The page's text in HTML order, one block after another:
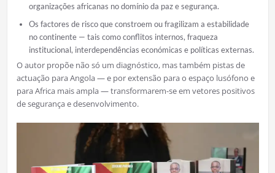
organizações africanas no domínio da paz e segurança.
Os factores de risco que constroem ou fragilizam a estabilidade
no continente — tais como conflitos internos, fraqueza
institucional, interdependências económicas e políticas externas.
O autor propõe não só um diagnóstico, mas também pistas de
actuação para Angola — e por extensão para o espaço lusófono e
para Africa mais ampla — transformarem-se em vetores positivos
de segurança e desenvolvimento.